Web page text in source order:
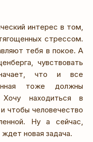
интерес в том,
стрессом.
тебя в покое. А
чувствовать
что и все
тоже должны
находиться в
чтобы человечество
Ну а сейчас,
новая задача.